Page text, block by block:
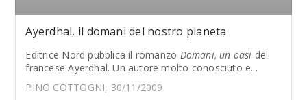
Ayerdhal, il domani del nostro pianeta
Editrice Nord pubblica il romanzo Domani, un oasi del
francese Ayerdhal. Un autore molto conosciuto e...
PINO COTTOGNI, 30/11/2009